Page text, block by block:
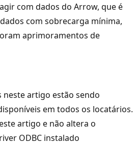
com dados do Arrow, que é
com sobrecarga mínima,
aprimoramentos de
artigo estão sendo
em todos os locatários.
artigo e não altera o
ODBC instalado